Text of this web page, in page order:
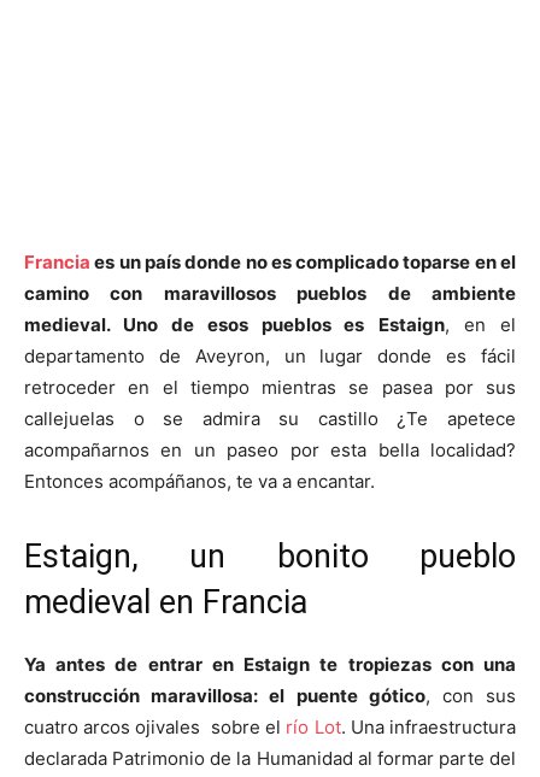
Francia es un país donde no es complicado toparse en el
camino con maravillosos pueblos de ambiente
medieval. Uno de esos pueblos es
Estaign, en el
departamento de Aveyron, un lugar donde es fácil
retroceder en el tiempo mientras se pasea por sus
callejuelas o se admira su castillo ¿Te apetece
acompañarnos en un paseo por esta bella localidad?
Entonces acompáñanos, te va a encantar.
Estaign, un bonito pueblo
medieval en Francia
Ya antes de entrar en Estaign te tropiezas con una
construcción maravillosa: el puente gótico, con sus
cuatro arcos ojivales sobre el río Lot. Una infraestructura
declarada Patrimonio de la Humanidad al formar parte del